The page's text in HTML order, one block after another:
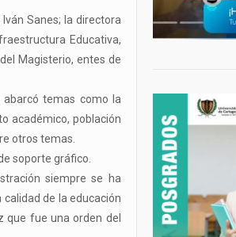
Sanes; la directora
Educativa,
Magisterio, entes de
abarcó temas como la
académico, población
otros temas.
soporte gráfico.
siempre se ha
de la educación
que fue una orden del